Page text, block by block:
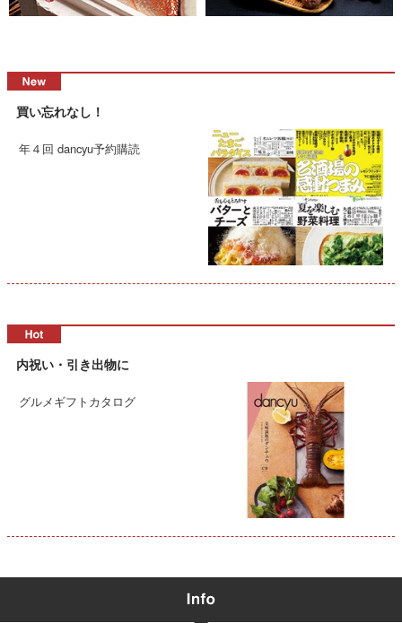
買い忘れなし！
年４回 dancyu予約購読
内祝い・引き出物に
グルメギフトカタログ